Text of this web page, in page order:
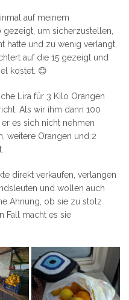
auf meinem
um sicherzustellen,
hatte und zu wenig verlangt,
auf die 15 gezeigt und
kostet. 😊
Lira für 3 Kilo Orangen
Als wir ihm dann 100
es sich nicht nehmen
weitere Orangen und 2
direkt verkaufen, verlangen
und wollen auch
Ahnung, ob sie zu stolz
Fall macht es sie